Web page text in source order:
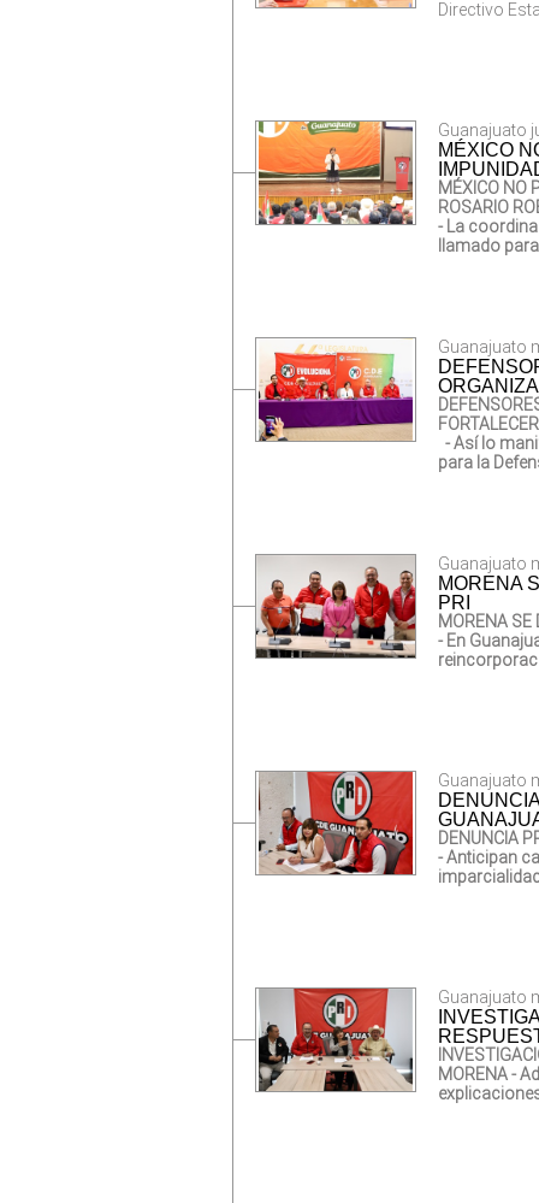
Directivo
Guanajuato
MÉXICO
MÉXICO NO
ROSARIO
- La
llamado
Guanajuato
- Así lo
para la
Guanajuato
MORENA
PRI
MORENA SE
- En
Guanajuato
DENUNCIA
- Anticipan
Guanajuato
MORENA-